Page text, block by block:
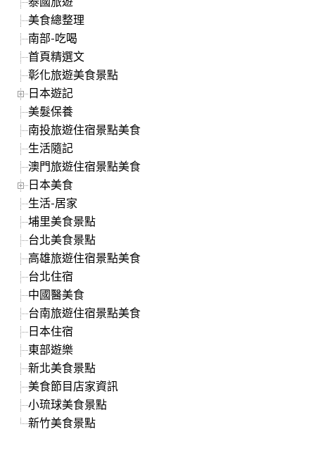
美食總整理
南部-吃喝
首頁精選文
彰化旅遊美食景點
日本遊記
美髮保養
南投旅遊住宿景點美食
生活隨記
澳門旅遊住宿景點美食
日本美食
生活-居家
埔里美食景點
台北美食景點
高雄旅遊住宿景點美食
台北住宿
中國醫美食
台南旅遊住宿景點美食
日本住宿
東部遊樂
新北美食景點
美食節目店家資訊
小琉球美食景點
新竹美食景點